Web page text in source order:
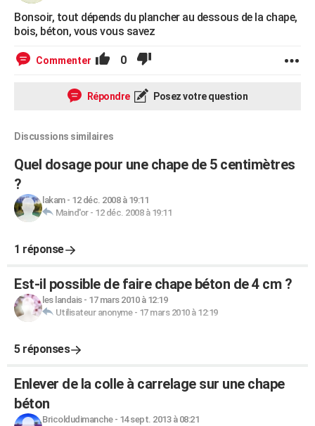
Bonsoir, tout dépends du plancher au dessous de la chape,
bois, béton, vous vous savez
Commenter 0
Répondre Posez votre question
Discussions similaires
Quel dosage pour une chape de 5 centimètres
?
lakam- 12 déc. 2008 à 19:11
Maind'or- 12 déc. 2008 à 19:11
1 réponse
Est-il possible de faire chape béton de 4 cm ?
les landais- 17 mars 2010 à 12:19
Utilisateur anonyme- 17 mars 2010 à 12:19
5 réponses
Enlever de la colle à carrelage sur une chape
béton
Bricoldudimanche- 14 sept. 2013 à 08:21